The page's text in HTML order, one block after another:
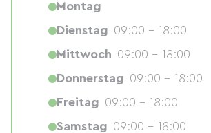
Montag
Dienstag 09:00 - 18:00
Mittwoch 09:00 - 18:00
Donnerstag 09:00 - 18:00
Freitag 09:00 - 18:00
Samstag 09:00 - 18:00